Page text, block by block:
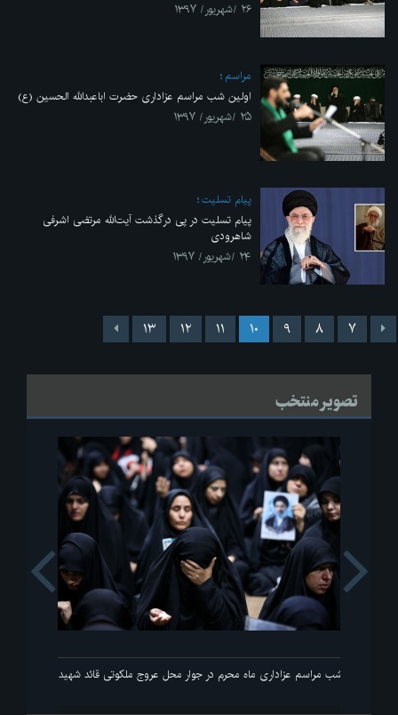
۲۶ /شهریور/ ۱۳۹۷
مراسم
اولین شب مراسم عزاداری حضرت اباعبدالله الحسین (ع)
۲۵ /شهریور/ ۱۳۹۷
پیام تسلیت
پیام تسلیت در پی درگذشت آیت‌الله مرتضی اشرفی
شاهرودی
۲۴ /شهریور/ ۱۳۹۷
۷ ۸ ۹ ۱۰ ۱۱ ۱۲ ۱۳
تصویر منتخب
اولین شب مراسم عزاداری ماه محرم در جوار محل عروج ملکوتی قائد شهید انقلاب
Next